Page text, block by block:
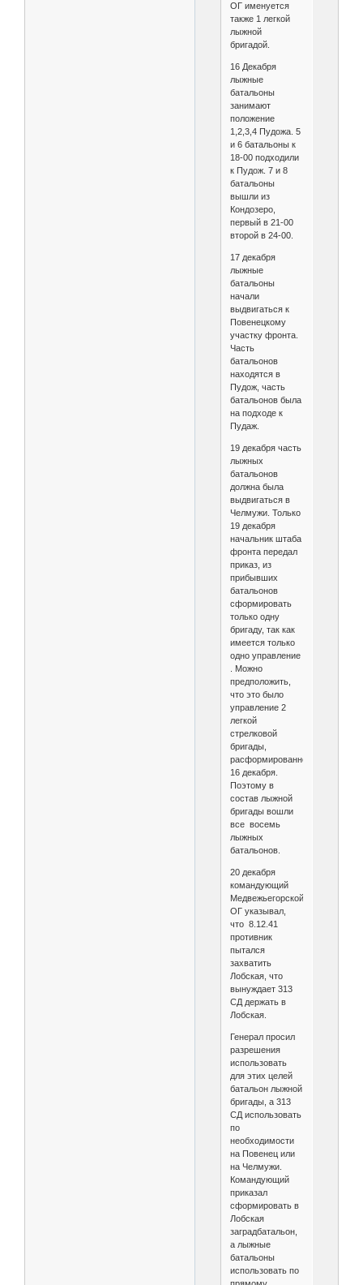
ОГ именуется
также 1 легкой
лыжной
бригадой.
16 Декабря
лыжные
батальоны
занимают
положение
1,2,3,4 Пудожа. 5
и 6 батальоны к
18-00 подходили
к Пудож. 7 и 8
батальоны
вышли из
Кондозеро,
первый в 21-00
второй в 24-00.
17 декабря
лыжные
батальоны
начали
выдвигаться к
Повенецкому
участку фронта.
Часть
батальонов
находятся в
Пудож, часть
батальонов была
на подходе к
Пудаж.
19 декабря часть
лыжных
батальонов
должна была
выдвигаться в
Челмужи. Только
19 декабря
начальник штаба
фронта передал
приказ, из
прибывших
батальонов
сформировать
только одну
бригаду, так как
имеется только
одно управление
. Можно
предположить,
что это было
управление 2
легкой
стрелковой
бригады,
расформированной
16 декабря.
Поэтому в
состав лыжной
бригады вошли
все восемь
лыжных
батальонов.
20 декабря
командующий
Медвежьегорской
ОГ указывал,
что 8.12.41
противник
пытался
захватить
Лобская, что
вынуждает 313
СД держать в
Лобская.
Генерал просил
разрешения
использовать
для этих целей
батальон лыжной
бригады, а 313
СД использовать
по
необходимости
на Повенец или
на Челмужи.
Командующий
приказал
сформировать в
Лобская
заградбатальон,
а лыжные
батальоны
использовать по